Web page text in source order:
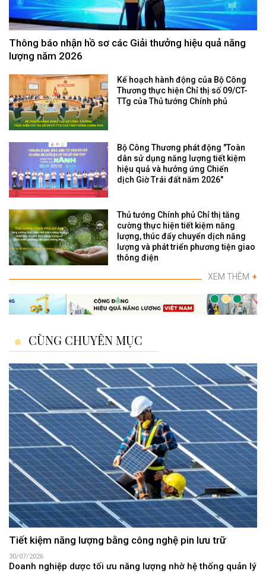
Thông báo nhận hồ sơ các Giải thưởng hiệu quả năng
lượng năm 2026
Kế hoạch hành động của Bộ Công
Thương thực hiện Chỉ thị số 09/CT-
TTg của Thủ tướng Chính phủ
Bộ Công Thương phát động "Toàn
dân sử dụng năng lượng tiết kiệm
hiệu quả và hưởng ứng Chiến
dịch Giờ Trái đất năm 2026"
Thủ tướng Chính phủ Chỉ thị tăng
cường thực hiện tiết kiệm năng
lượng, thúc đẩy chuyển dịch năng
lượng và phát triển phương tiện giao
thông điện
XEM THÊM +
CÙNG CHUYÊN MỤC
Tiết kiệm năng lượng bằng công nghệ pin lưu trữ
30/07/2026
Doanh nghiệp dược tối ưu năng lượng nhờ hệ thống quản lý